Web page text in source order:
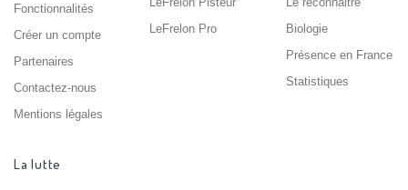
Fonctionnalités
Créer un compte
Partenaires
Contactez-nous
Mentions légales
LeFrelon Pro
Biologie
Présence en France
Statistiques
La lutte